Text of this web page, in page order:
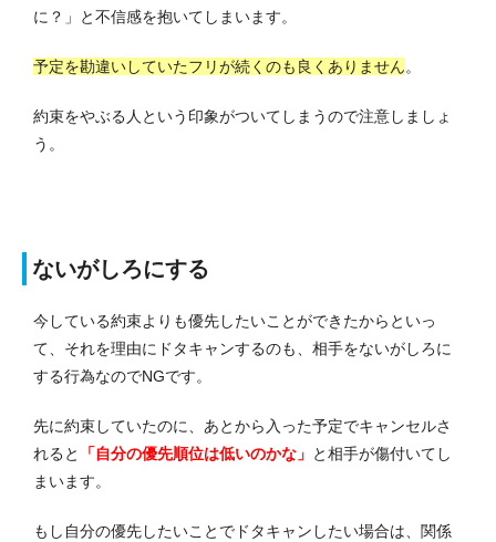
に？」と不信感を抱いてしまいます。
予定を勘違いしていたフリが続くのも良くありません。
約束をやぶる人という印象がついてしまうので注意しましょ
う。
ないがしろにする
今している約束よりも優先したいことができたからといっ
て、それを理由にドタキャンするのも、相手をないがしろに
する行為なのでNGです。
先に約束していたのに、あとから入った予定でキャンセルさ
れると
「自分の優先順位は低いのかな」 と相手が傷付いてし
まいます。
もし自分の優先したいことでドタキャンしたい場合は、関係